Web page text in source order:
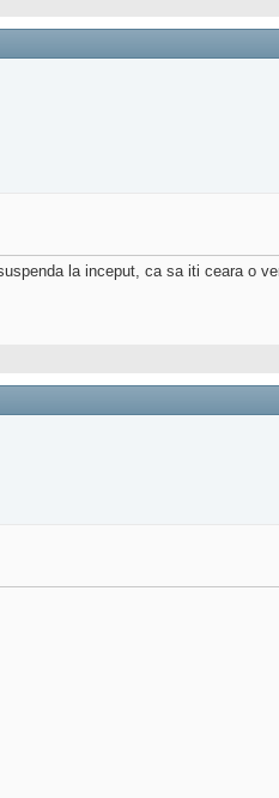
la inceput, ca sa iti ceara o